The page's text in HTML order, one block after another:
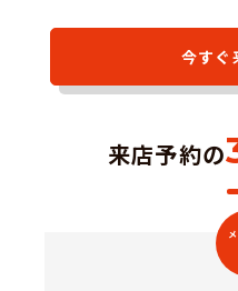
今すぐ
来店予約の